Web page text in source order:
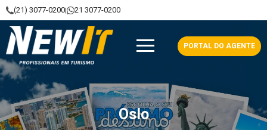
(21) 3077-0200 21 3077-0200
NewIt - Profissionais em Turismo
PORTAL DO AGENTE
Oslo